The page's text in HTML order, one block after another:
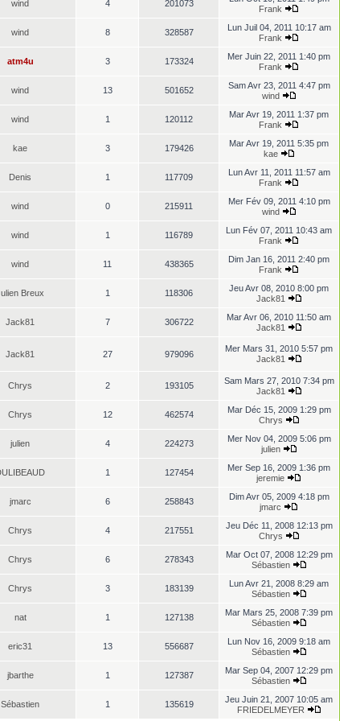
wind 4 201073
Frank
wind 8 328587
Lun Juil 04, 2011 10:17 am
Frank
atm4u 3 173324
Mer Juin 22, 2011 1:40 pm
Frank
wind 13 501652
Sam Avr 23, 2011 4:47 pm
wind
wind 1 120112
Mar Avr 19, 2011 1:37 pm
Frank
kae 3 179426
Mar Avr 19, 2011 5:35 pm
kae
Denis 1 117709
Lun Avr 11, 2011 11:57 am
Frank
wind 0 215911
Mer Fév 09, 2011 4:10 pm
wind
wind 1 116789
Lun Fév 07, 2011 10:43 am
Frank
wind 11 438365
Dim Jan 16, 2011 2:40 pm
Frank
Breux 1 118306
Jeu Avr 08, 2010 8:00 pm
Jack81
Jack81 7 306722
Mar Avr 06, 2010 11:50 am
Jack81
Jack81 27 979096
Mer Mars 31, 2010 5:57 pm
Jack81
Chrys 2 193105
Sam Mars 27, 2010 7:34 pm
Jack81
Chrys 12 462574
Mar Déc 15, 2009 1:29 pm
Chrys
julien 4 224273
Mer Nov 04, 2009 5:06 pm
julien
1 127454
Mer Sep 16, 2009 1:36 pm
jeremie
jmarc 6 258843
Dim Avr 05, 2009 4:18 pm
jmarc
Chrys 4 217551
Jeu Déc 11, 2008 12:13 pm
Chrys
Chrys 6 278343
Mar Oct 07, 2008 12:29 pm
Sébastien
Chrys 3 183139
Lun Avr 21, 2008 8:29 am
Sébastien
nat 1 127138
Mar Mars 25, 2008 7:39 pm
Sébastien
eric31 13 556687
Lun Nov 16, 2009 9:18 am
Sébastien
jbarthe 1 127387
Mar Sep 04, 2007 12:29 pm
Sébastien
Sébastien 1 135619
Jeu Juin 21, 2007 10:05 am
FRIEDELMEYER